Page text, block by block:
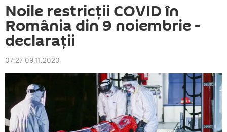
Noile restricții COVID în
România din 9 noiembrie -
declarații
07:27 09.11.2020